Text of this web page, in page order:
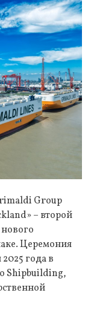
Group
– второй
Церемония
года в
Shipbuilding,